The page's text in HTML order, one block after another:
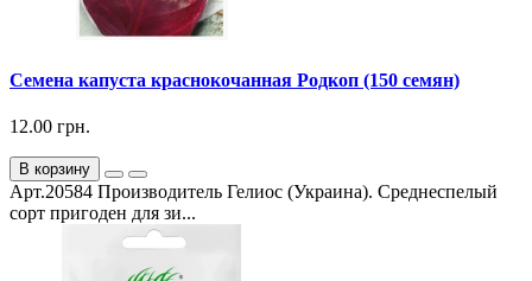
Семена капуста краснокочанная Родкоп (150 семян)
12.00 грн.
В корзину
Арт.20584 Производитель Гелиос (Украина). Среднеспелый
сорт пригоден для зи...